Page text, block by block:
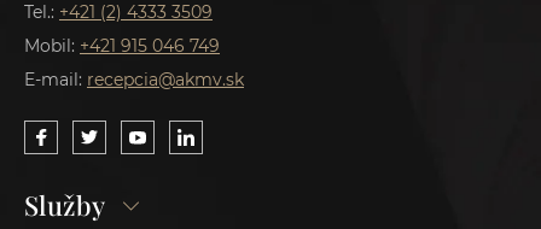
Tel.: +421 (2) 4333 3509
Mobil: +421 915 046 749
E-mail: recepcia@akmv.sk
Služby